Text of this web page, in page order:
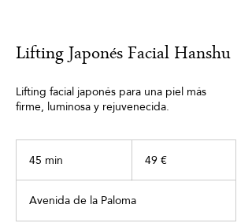
Lifting Japonés Facial Hanshu
Lifting facial japonés para una piel más
firme, luminosa y rejuvenecida.
45 min
5
m
49 €
Avenida de la Paloma